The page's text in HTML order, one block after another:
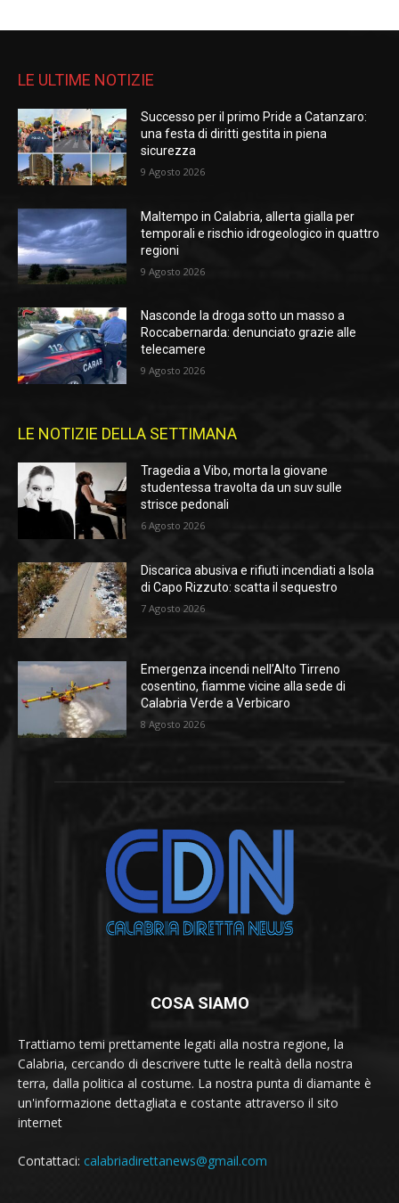
LE ULTIME NOTIZIE
Successo per il primo Pride a Catanzaro:
una festa di diritti gestita in piena
sicurezza
9 Agosto 2026
Maltempo in Calabria, allerta gialla per
temporali e rischio idrogeologico in quattro
regioni
9 Agosto 2026
Nasconde la droga sotto un masso a
Roccabernarda: denunciato grazie alle
telecamere
9 Agosto 2026
LE NOTIZIE DELLA SETTIMANA
Tragedia a Vibo, morta la giovane
studentessa travolta da un suv sulle
strisce pedonali
6 Agosto 2026
Discarica abusiva e rifiuti incendiati a Isola
di Capo Rizzuto: scatta il sequestro
7 Agosto 2026
Emergenza incendi nell’Alto Tirreno
cosentino, fiamme vicine alla sede di
Calabria Verde a Verbicaro
8 Agosto 2026
COSA SIAMO
Trattiamo temi prettamente legati alla nostra regione, la
Calabria, cercando di descrivere tutte le realtà della nostra
terra, dalla politica al costume. La nostra punta di diamante è
un'informazione dettagliata e costante attraverso il sito
internet
Contattaci: calabriadirettanews@gmail.com